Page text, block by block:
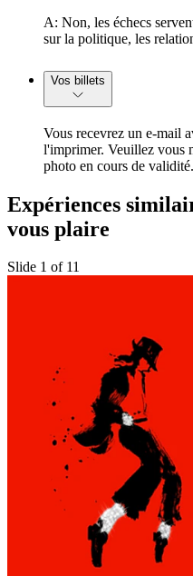
A: Non, les échecs
sur la politique, les
Vos billets
Vous recevrez un e-mail
l'imprimer. Veuillez vous
photo en cours de validité.
Expériences
vous plaire
Slide 1 of 11